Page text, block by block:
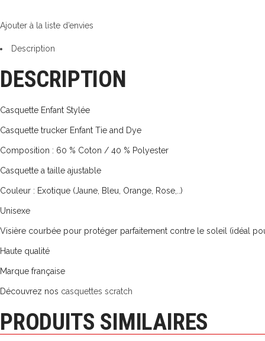
Ajouter à la liste d’envies
Description
DESCRIPTION
Casquette Enfant Stylée
Casquette trucker Enfant Tie and Dye
Composition : 60 % Coton / 40 % Polyester
Casquette a taille ajustable
Couleur : Exotique (Jaune, Bleu, Orange, Rose,..)
Unisexe
Visière courbée pour protéger parfaitement contre le soleil (idéal
Haute qualité
Marque française
Découvrez nos casquettes scratch
PRODUITS SIMILAIRES